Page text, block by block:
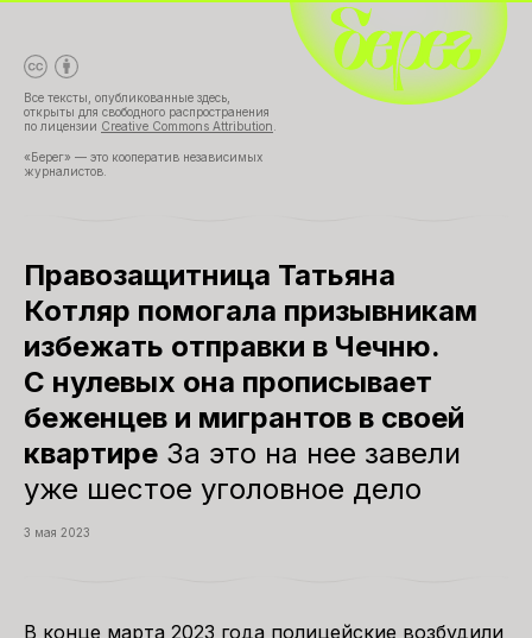
Все тексты, опубликованные здесь,
открыты для свободного распространения
по лицензии Creative Commons Attribution
«Берег» — это кооператив независимых
журналистов.
Правозащитница Татьяна
Котляр помогала призывникам
избежать отправки в Чечню.
С нулевых она прописывает
беженцев и мигрантов в своей
квартире За это на нее завели
уже шестое уголовное дело
3 мая 2023
В конце марта 2023 года полицейские возбудили